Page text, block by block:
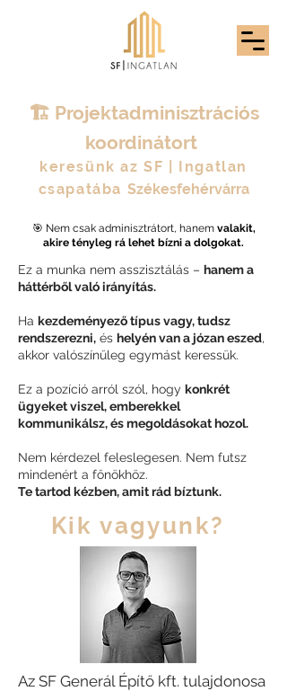
🏗 Projektadminisztrációs
koordinátort
keresünk az SF | Ingatlan
csapatába Székesfehérvárra
🎯 Nem csak adminisztrátort, hanemvalakit,
akire tényleg rá lehet bízni a dolgokat.
Ez a munka nem asszisztálás – hanem a
háttérből való irányítás.
Ha kezdeményező típus vagy, tudsz
rendszerezni, és helyén van a józan eszed,
akkor valószínűleg egymást keressük.
Ez a pozíció arról szól, hogy konkrét
ügyeket viszel, emberekkel
kommunikálsz, és megoldásokat hozol.
Nem kérdezel feleslegesen. Nem futsz
mindenért a főnökhöz.
Te tartod kézben, amit rád bíztunk.
Kik vagyunk?
Az SF Generál Építő kft. tulajdonosa